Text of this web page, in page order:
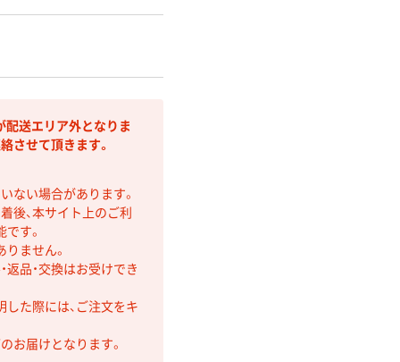
配送エリア外となりま
させて頂きます。
ない場合があります。
後、本サイト上のご利
す。
ません。
返品・交換はお受けでき
た際には、ご注文をキ
お届けとなります。